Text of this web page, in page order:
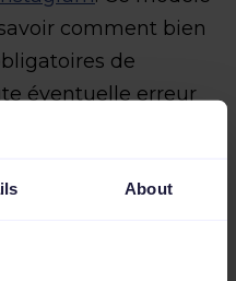
About
comment bien
de
éventuelle erreur
de fonctionner